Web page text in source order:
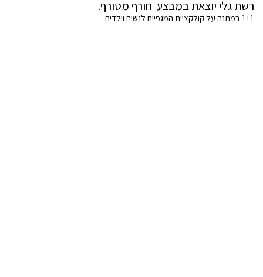
רשת גלי יוצאת במבצע חורף מטורף.
1+1 במתנה על קולקציית המגפיים לנשים וילדים.